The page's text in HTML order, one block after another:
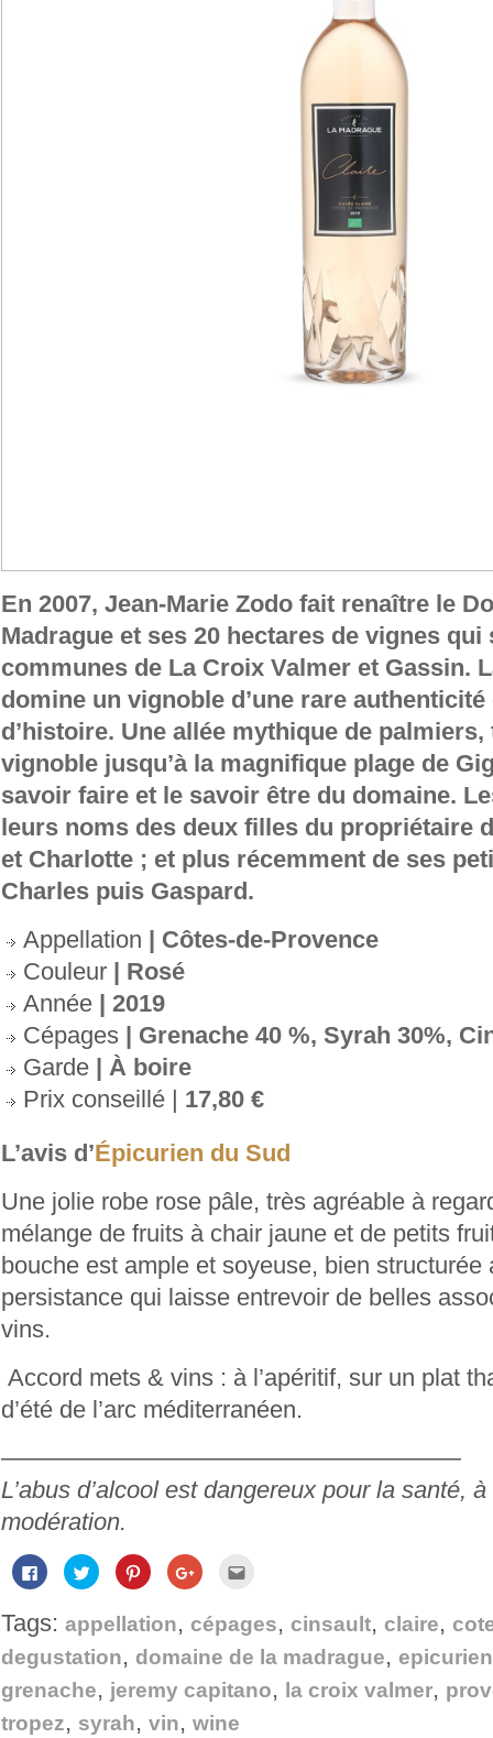
En 2007, Jean-Marie Zodo fait renaître le
Madrague et ses 20 hectares de vignes qui
communes de La Croix Valmer et Gassin.
domine un vignoble d’une rare authenticité
d’histoire. Une allée mythique de
vignoble jusqu’à la magnifique plage de
savoir faire et le savoir être du domaine.
leurs noms des deux filles du propriétaire
et Charlotte ; et plus récemment de ses
Charles puis Gaspard.
Appellation | Côtes-de-Provence
Couleur | Rosé
Année | 2019
Cépages | Grenache 40 %, Syrah 30%,
Garde | À boire
Prix conseillé | 17,80 €
L’avis d’Épicurien du Sud
Une jolie robe rose pâle, très agréable à
mélange de fruits à chair jaune et de petits
bouche est ample et soyeuse, bien structurée
persistance qui laisse entrevoir de belles
vins.
Accord mets & vins : à l’apéritif, sur un plat
d’été de l’arc méditerranéen.
———————————————————
L’abus d’alcool est dangereux pour la santé,
modération.
Cliquez
pour
partager
Facebook(ouvre
dans
nouvelle
Cliquez
pour
partager
Twitter(ouvre
dans
une
nouvelle
fenêtre)
Cliquez
pour
partager
Pinterest(ouvre
dans
une
nouvelle
Cliquez
pour
Google+
(ouvre
dans
une
fenêtre)
e-
mail
un
dans
une
Tags: appellation, cépages, cinsault, claire,
degustation, domaine de la madrague,
grenache, jeremy capitano, la croix valmer,
tropez, syrah, vin, wine